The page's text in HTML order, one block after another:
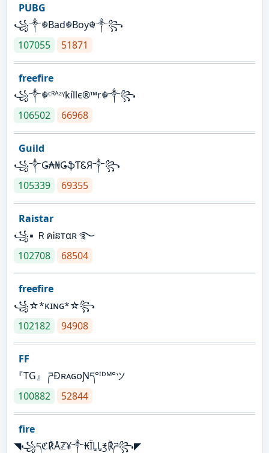
PUBG
꧁༒☬Bad☬Boy☬༒꧂
107055
51871
freefire
꧁༒☬ᶜᴿᴬᶻᵞkíllє®™r☬༒꧂
106502
66968
Guild
꧁༒Ǥ₳₦ǤֆƬᏋЯ༒꧂
105339
69355
Raistar
꧁▪ ＲคᎥនтαʀ ࿐
102708
68504
freefire
꧁☆*κɪɴɢ*☆꧂
102182
94908
FF
『TG』 ཌĐʀᴀɢᴏƝད°ᴵᴰᴹ°ツ
100882
52844
fire
◥꧁དℭ℟Åℤ¥༒₭ÏḼḼ℥℟ཌ꧂◤